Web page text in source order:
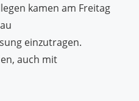
kamen am Freitag
einzutragen.
auch mit